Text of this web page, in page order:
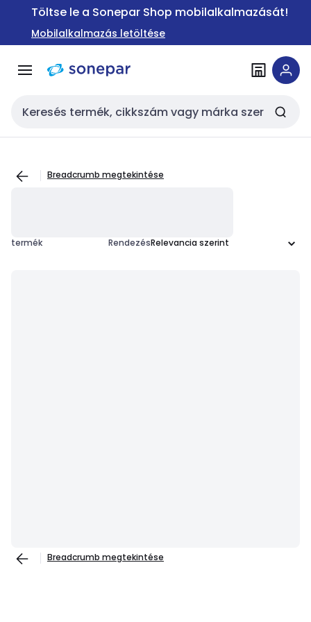
Ugrás a
Ugrás a
tartalomra
Töltse le a Sonepar Shop mobilalkalmazását!
Mobilalkalmazás letöltése
Keresési bemenet
Breadcrumb megtekintése
termék Rendezés
Breadcrumb megtekintése